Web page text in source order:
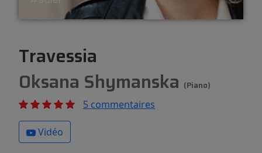
Travessia
Oksana Shymanska (Piano)
5 commentaires
Vidéo